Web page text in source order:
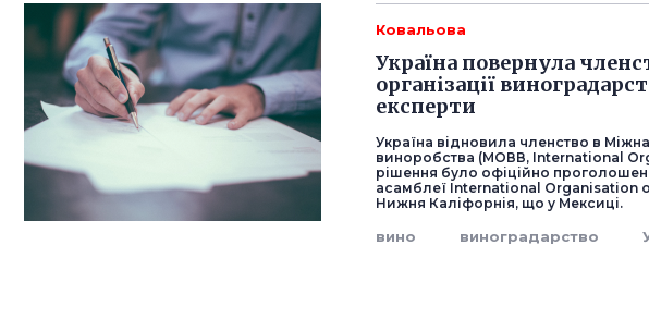
Ковальова
Україна повернула
організації
експерти
Україна відновила членство в
виноробства (МОВВ, International
рішення було офіційно
асамблеї International Organisation
Нижня Каліфорнія, що у Мексиці.
вино виноградарство